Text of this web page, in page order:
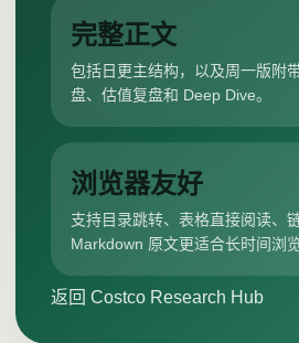
完整正文
包括日更主结构，以及周一版附
盘、估值复盘和 Deep Dive。
浏览器友好
支持目录跳转、表格直接阅读、
Markdown 原文更适合长时间浏览
返回 Costco Research Hub